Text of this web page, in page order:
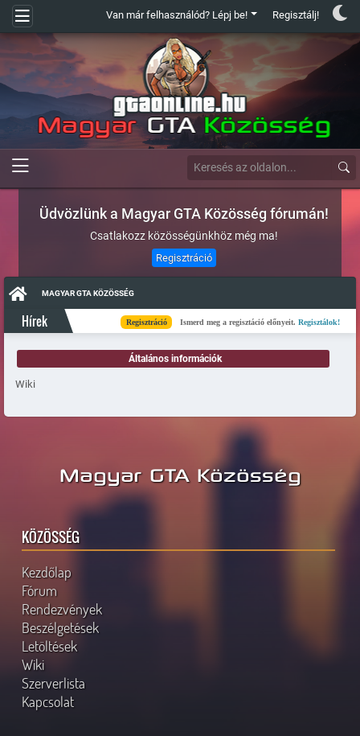
Van már felhasználód? Lépj be! Regisztálj!
Üdvözlünk a Magyar GTA Közösség fórumán!
Csatlakozz közösségünkhöz még ma!
Regisztráció
MAGYAR GTA KÖZÖSSÉG
Hírek Regisztráció Ismerd meg a regisztáció előnyeit.Regisztálok!
Általános információk
Wiki
Magyar GTA Közösség
KÖZÖSSÉG
Kezdőlap
Fórum
Rendezvények
Beszélgetések
Letöltések
Wiki
Szerverlista
Kapcsolat